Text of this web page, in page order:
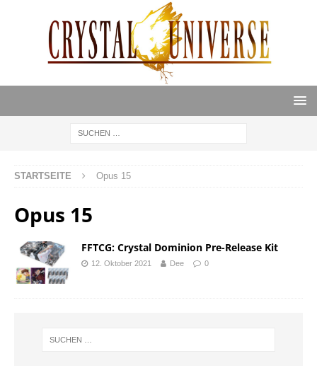
STARTSEITE Opus 15
Opus 15
FFTCG: Crystal Dominion Pre-Release Kit
12. Oktober 2021 Dee 0